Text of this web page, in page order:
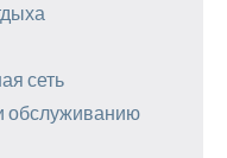
сеть
обслуживанию